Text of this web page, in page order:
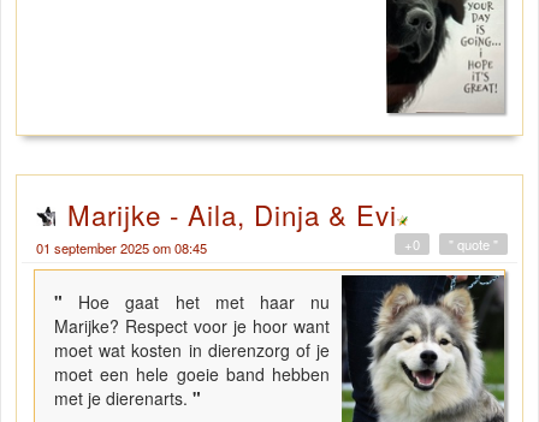
Marijke - Aila, Dinja & Evi
01 september 2025 om 08:45 " quote "
+0
" Hoe gaat het met haar nu
Marijke? Respect voor je hoor want
moet wat kosten in dierenzorg of je
moet een hele goeie band hebben
met je dierenarts. "